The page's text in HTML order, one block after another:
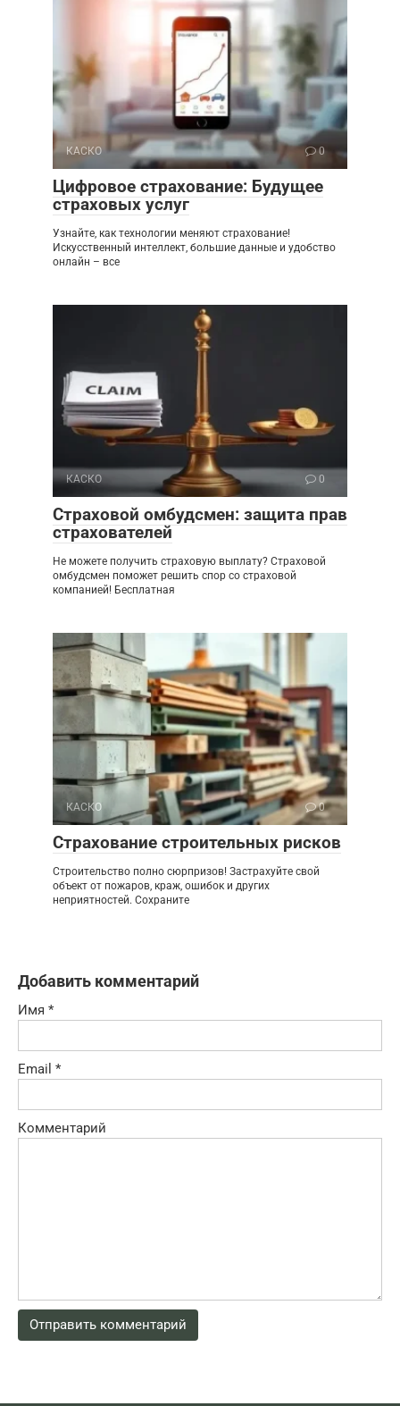
КАСКО 0
Цифровое страхование: Будущее
страховых услуг
Узнайте, как технологии меняют страхование!
Искусственный интеллект, большие данные и удобство
онлайн – все
КАСКО 0
Страховой омбудсмен: защита прав
страхователей
Не можете получить страховую выплату? Страховой
омбудсмен поможет решить спор со страховой
компанией! Бесплатная
КАСКО 0
Страхование строительных рисков
Строительство полно сюрпризов! Застрахуйте свой
объект от пожаров, краж, ошибок и других
неприятностей. Сохраните
Добавить комментарий
Имя *
Email *
Комментарий